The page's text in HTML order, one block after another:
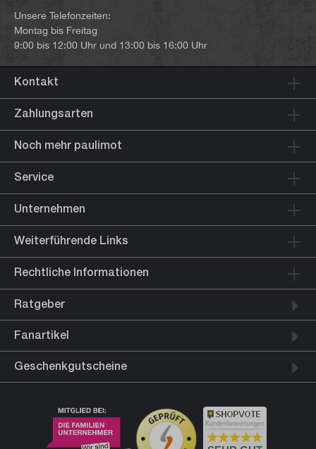
Unsere Telefonzeiten:
Montag bis Freitag
9:00 bis 12:00 Uhr und 13:00 bis 16:00 Uhr
Kontakt
Zahlungsarten
Noch mehr paulimot
Service
Unternehmen
Weiterführende Links
Rechtliche Informationen
Ratgeber
Fanartikel
Geschenkgutscheine
Kundenbewertungen